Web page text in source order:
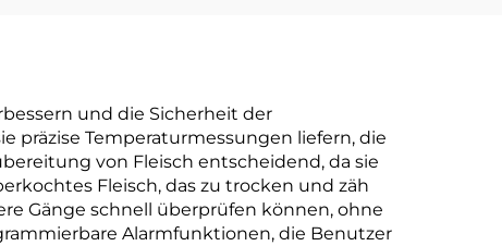
und die Sicherheit der
präzise Temperaturmessungen liefern, die
von Fleisch entscheidend, da sie
Fleisch, das zu trocken und zäh
Gänge schnell überprüfen können, ohne
Alarmfunktionen, die Benutzer